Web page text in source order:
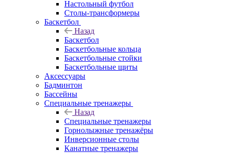
Настольный футбол
Столы-трансформеры
Баскетбол
Назад
Баскетбол
Баскетбольные кольца
Баскетбольные стойки
Баскетбольные щиты
Аксессуары
Бадминтон
Бассейны
Специальные тренажеры
Назад
Специальные тренажеры
Горнолыжные тренажёры
Инверсионные столы
Канатные тренажеры